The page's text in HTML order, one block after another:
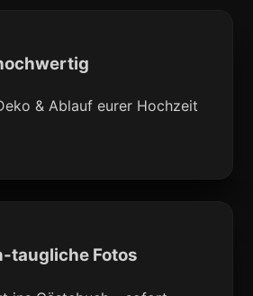
& Ablauf eurer Hochzeit
taugliche Fotos